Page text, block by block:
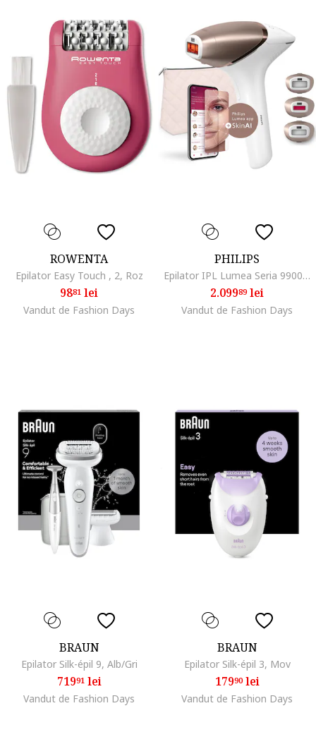
ROWENTA
Epilator Easy Touch , 2, Roz
9881 lei
Vandut de Fashion Days
PHILIPS
Epilator IPL Lumea Seria 9900 BRI973/00, Senzor Smartskin, tehnologie SenseIQ, conectare la aplicatie cu functii Skin AI, utilizare cu sau fara fir, 450.000 impusuri, accesoriu fata, corp, precizie, Rose Gold/Alb
2.09989lei
Vandut de Fashion Days
BRAUN
Epilator Silk-épil 9, Alb/Gri
71991lei
Vandut de Fashion Days
BRAUN
Epilator Silk-épil 3, Mov
17990lei
Vandut de Fashion Days